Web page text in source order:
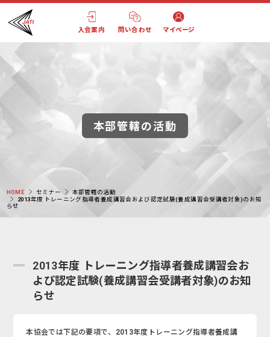
入会案内 問い合わせ マイページ
本部管轄の活動
HOME セミナー
本部管轄の活動
2013年度 トレーニング指導者養成講習会および認定試験(養成講習会受講者対象)のお知
らせ
2013年度 トレーニング指導者養成講習会お
よび認定試験(養成講習会受講者対象)のお知
らせ
本協会では下記の要項で、2013年度トレーニング指導者養成講